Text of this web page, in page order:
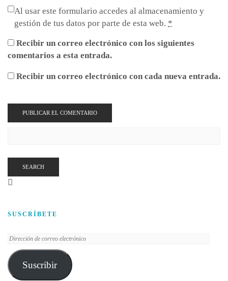
Al usar este formulario accedes al almacenamiento y
gestión de tus datos por parte de esta web. *
Recibir un correo electrónico con los siguientes
comentarios a esta entrada.
Recibir un correo electrónico con cada nueva entrada.
SEARCH
SUSCRÍBETE
Dirección
de
correo
electrónico
Suscribir